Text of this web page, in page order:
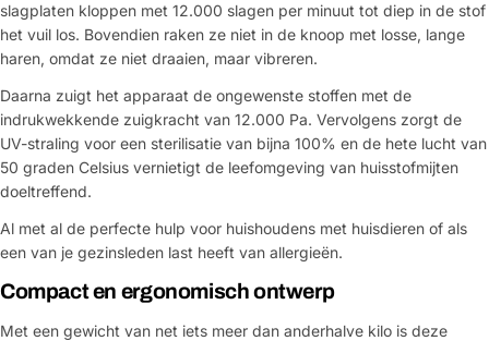
slagplaten kloppen met 12.000 slagen per minuut tot diep in de stof
het vuil los. Bovendien raken ze niet in de knoop met losse, lange
haren, omdat ze niet draaien, maar vibreren.
Daarna zuigt het apparaat de ongewenste stoffen met de
indrukwekkende zuigkracht van 12.000 Pa. Vervolgens zorgt de
UV-straling voor een sterilisatie van bijna 100% en de hete lucht van
50 graden Celsius vernietigt de leefomgeving van huisstofmijten
doeltreffend.
Al met al de perfecte hulp voor huishoudens met huisdieren of als
een van je gezinsleden last heeft van allergieën.
Compact en ergonomisch ontwerp
Met een gewicht van net iets meer dan anderhalve kilo is deze